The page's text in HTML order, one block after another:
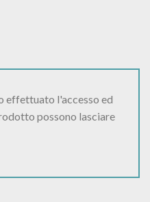
effettuato l'accesso ed
possono lasciare